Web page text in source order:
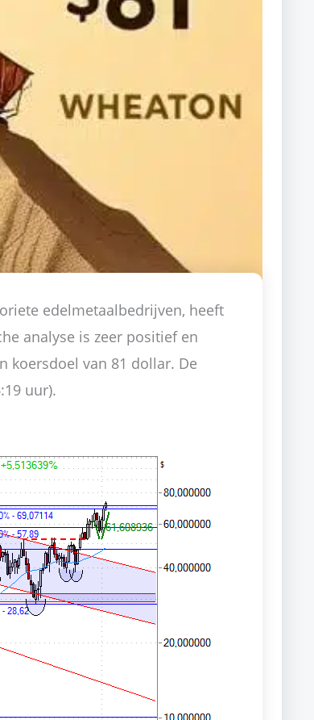
edelmetaalbedrijven, heeft
analyse is zeer positief en
koersdoel van 81 dollar. De
uur).